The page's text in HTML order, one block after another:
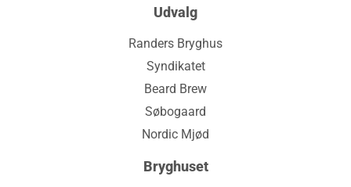
Udvalg
Randers Bryghus
Syndikatet
Beard Brew
Søbogaard
Nordic Mjød
Bryghuset